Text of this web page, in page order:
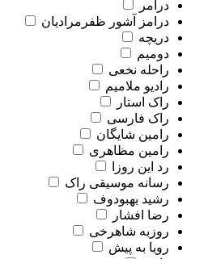
درامر
درامز آشور ظفرمرادیان
دریچه
دومیم
راحله نخعی
رادیو ملامیم
راک استار
راک فارسی
رامین شایگان
رامین مظاهری
رد این روزا
رسانه موسیقی راک
رشید بهبودوف
رضا افشار
روزبه شاهرخی
رویا به پیش